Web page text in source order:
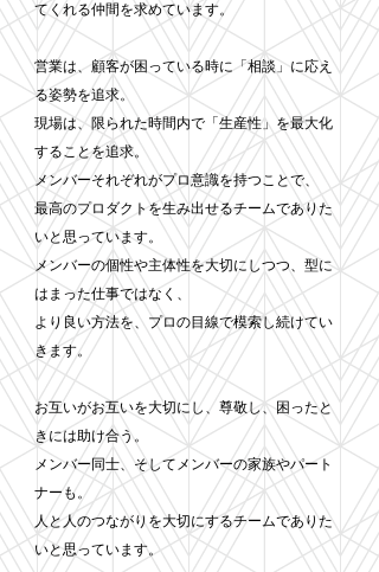
てくれる仲間を求めています。
営業は、顧客が困っている時に「相談」に応え
る姿勢を追求。
現場は、限られた時間内で「生産性」を最大化
することを追求。
メンバーそれぞれがプロ意識を持つことで、
最高のプロダクトを生み出せるチームでありた
いと思っています。
メンバーの個性や主体性を大切にしつつ、型に
はまった仕事ではなく、
より良い方法を、プロの目線で模索し続けてい
きます。
お互いがお互いを大切にし、尊敬し、困ったと
きには助け合う。
メンバー同士、そしてメンバーの家族やパート
ナーも。
人と人のつながりを大切にするチームでありた
いと思っています。